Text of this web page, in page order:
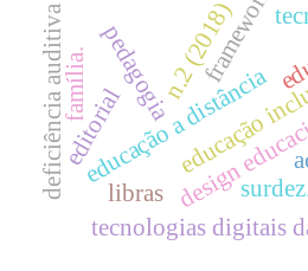
educação a distância
educação
framework
design
tecnologias digitais
pedagogia
editorial
n.2 (2018)
deficiência auditiva libras
família.